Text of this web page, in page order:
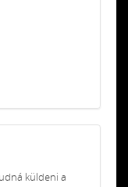
küldeni a